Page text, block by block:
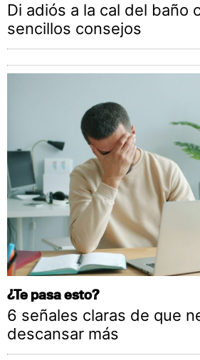
Di adiós a la cal del baño
sencillos consejos
¿Te pasa esto?
6 señales claras de que
descansar más